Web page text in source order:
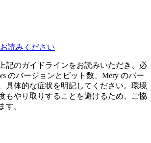
読みください
記のガイドラインをお読みいただき、必
のバージョンとビット数、Mery のバー
具体的な症状を明記してください。環境
もやり取りすることを避けるため、ご協
す。